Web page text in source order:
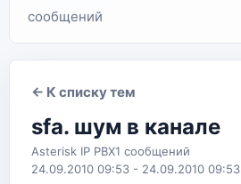
сообщений
← К списку тем
sfa. шум в канале
Asterisk IP PBX1 сообщений
24.09.2010 09:53 - 24.09.2010 09:53